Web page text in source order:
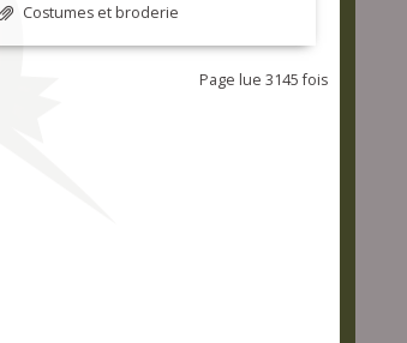
Costumes et broderie
Page lue 3145 fois